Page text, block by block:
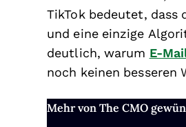
TikTok bedeutet, dass
und eine einzige
deutlich, warum E-
noch keinen besseren
Mehr von The CMO